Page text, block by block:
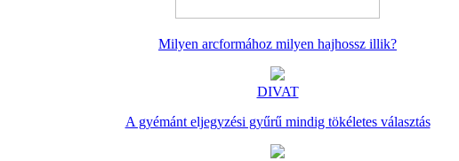
Milyen arcformához milyen hajhossz illik?
DIVAT
A gyémánt eljegyzési gyűrű mindig tökéletes választás